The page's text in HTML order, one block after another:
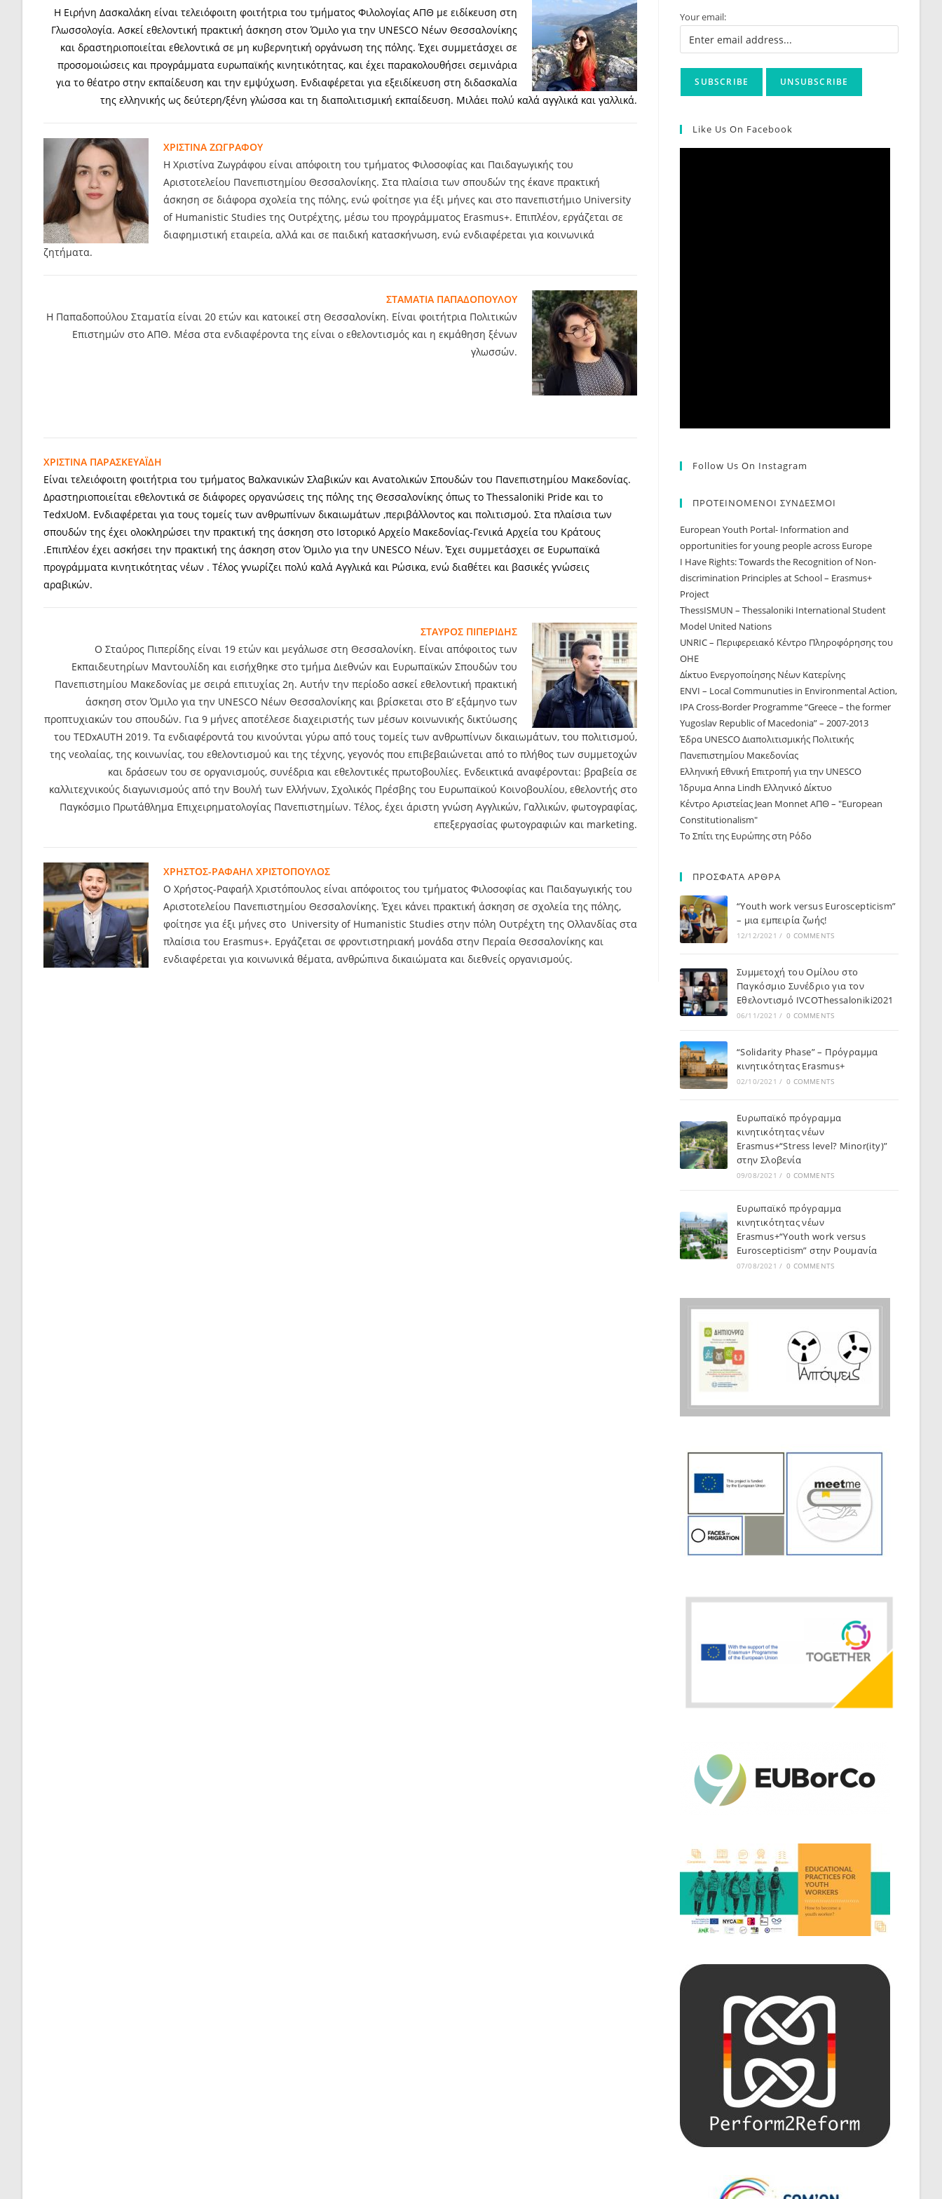
Η Ειρήνη Δασκαλάκη είναι τελειόφοιτη φοιτήτρια του τμήματος Φιλολογίας ΑΠΘ με ειδίκευση στη
Γλωσσολογία. Ασκεί εθελοντική πρακτική άσκηση στον Όμιλο για την UNESCO Νέων Θεσσαλονίκης
και δραστηριοποιείται εθελοντικά σε μη κυβερνητική οργάνωση της πόλης. Έχει συμμετάσχει σε
προσομοιώσεις και προγράμματα ευρωπαϊκής κινητικότητας, και έχει παρακολουθήσει σεμινάρια
για το θέατρο στην εκπαίδευση και την εμψύχωση. Ενδιαφέρεται για εξειδίκευση στη διδασκαλία
της ελληνικής ως δεύτερη/ξένη γλώσσα και τη διαπολιτισμική εκπαίδευση. Μιλάει πολύ καλά αγγλικά και γαλλικά.
ΧΡΙΣΤΙΝΑ ΖΩΓΡΑΦΟΥ
Η Χριστίνα Ζωγράφου είναι απόφοιτη του τμήματος Φιλοσοφίας και Παιδαγωγικής του
Αριστοτελείου Πανεπιστημίου Θεσσαλονίκης. Στα πλαίσια των σπουδών της έκανε πρακτική
άσκηση σε διάφορα σχολεία της πόλης, ενώ φοίτησε για έξι μήνες και στο πανεπιστήμιο University
of Humanistic Studies της Ουτρέχτης, μέσω του προγράμματος Erasmus+. Επιπλέον, εργάζεται σε
διαφημιστική εταιρεία, αλλά και σε παιδική κατασκήνωση, ενώ ενδιαφέρεται για κοινωνικά
ζητήματα.
ΣΤΑΜΑΤΙΑ ΠΑΠΑΔΟΠΟΥΛΟΥ
Η Παπαδοπούλου Σταματία είναι 20 ετών και κατοικεί στη Θεσσαλονίκη. Είναι φοιτήτρια Πολιτικών
Επιστημών στο ΑΠΘ. Μέσα στα ενδιαφέροντα της είναι ο εθελοντισμός και η εκμάθηση ξένων
γλωσσών.
ΧΡΙΣΤΙΝΑ ΠΑΡΑΣΚΕΥΑΪΔΗ
Είναι τελειόφοιτη φοιτήτρια του τμήματος Βαλκανικών Σλαβικών και Ανατολικών Σπουδών του Πανεπιστημίου Μακεδονίας.
Δραστηριοποιείται εθελοντικά σε διάφορες οργανώσεις της πόλης της Θεσσαλονίκης όπως το Thessaloniki Pride και το
TedxUoM. Ενδιαφέρεται για τους τομείς των ανθρωπίνων δικαιωμάτων ,περιβάλλοντος και πολιτισμού. Στα πλαίσια των
σπουδών της έχει ολοκληρώσει την πρακτική της άσκηση στο Ιστορικό Αρχείο Μακεδονίας-Γενικά Αρχεία του Κράτους
.Επιπλέον έχει ασκήσει την πρακτική της άσκηση στον Όμιλο για την UNESCO Νέων. Έχει συμμετάσχει σε Ευρωπαϊκά
προγράμματα κινητικότητας νέων . Τέλος γνωρίζει πολύ καλά Αγγλικά και Ρώσικα, ενώ διαθέτει και βασικές γνώσεις
αραβικών.
ΣΤΑΥΡΟΣ ΠΙΠΕΡΙΔΗΣ
Ο Σταύρος Πιπερίδης είναι 19 ετών και μεγάλωσε στη Θεσσαλονίκη. Είναι απόφοιτος των
Εκπαιδευτηρίων Μαντουλίδη και εισήχθηκε στο τμήμα Διεθνών και Ευρωπαϊκών Σπουδών του
Πανεπιστημίου Μακεδονίας με σειρά επιτυχίας 2η. Αυτήν την περίοδο ασκεί εθελοντική πρακτική
άσκηση στον Όμιλο για την UNESCO Νέων Θεσσαλονίκης και βρίσκεται στο Β’ εξάμηνο των
προπτυχιακών του σπουδών. Για 9 μήνες αποτέλεσε διαχειριστής των μέσων κοινωνικής δικτύωσης
του TEDxAUTH 2019. Τα ενδιαφέροντά του κινούνται γύρω από τους τομείς των ανθρωπίνων δικαιωμάτων, του πολιτισμού,
της νεολαίας, της κοινωνίας, του εθελοντισμού και της τέχνης, γεγονός που επιβεβαιώνεται από το πλήθος των συμμετοχών
και δράσεων του σε οργανισμούς, συνέδρια και εθελοντικές πρωτοβουλίες. Ενδεικτικά αναφέρονται: βραβεία σε
καλλιτεχνικούς διαγωνισμούς από την Βουλή των Ελλήνων, Σχολικός Πρέσβης του Ευρωπαϊκού Κοινοβουλίου, εθελοντής στο
Παγκόσμιο Πρωτάθλημα Επιχειρηματολογίας Πανεπιστημίων. Τέλος, έχει άριστη γνώση Αγγλικών, Γαλλικών, φωτογραφίας,
επεξεργασίας φωτογραφιών και marketing.
ΧΡΗΣΤΟΣ-ΡΑΦΑΗΛ ΧΡΙΣΤΟΠΟΥΛΟΣ
Ο Χρήστος-Ραφαήλ Χριστόπουλος είναι απόφοιτος του τμήματος Φιλοσοφίας και Παιδαγωγικής του
Αριστοτελείου Πανεπιστημίου Θεσσαλονίκης. Έχει κάνει πρακτική άσκηση σε σχολεία της πόλης,
φοίτησε για έξι μήνες στο University of Humanistic Studies στην πόλη Ουτρέχτη της Ολλανδίας στα
πλαίσια του Erasmus+. Εργάζεται σε φροντιστηριακή μονάδα στην Περαία Θεσσαλονίκης και
ενδιαφέρεται για κοινωνικά θέματα, ανθρώπινα δικαιώματα και διεθνείς οργανισμούς.
Your email:
Like Us On Facebook
Follow Us On Instagram
ΠΡΟΤΕΙΝΟΜΕΝΟΙ ΣΥΝΔΕΣΜΟΙ
European Youth Portal- Information and
opportunities for young people across Europe
I Have Rights: Towards the Recognition of Non-
discrimination Principles at School – Erasmus+
Project
ThessISMUN – Thessaloniki International Student
Model United Nations
UNRIC – Περιφερειακό Κέντρο Πληροφόρησης του
ΟΗΕ
Δίκτυο Ενεργοποίησης Νέων Κατερίνης
ΕNVI – Local Communuties in Environmental Action,
IPA Cross-Border Programme “Greece – the former
Yugoslav Republic of Macedonia” – 2007-2013
Έδρα UNESCO Διαπολιτισμικής Πολιτικής
Πανεπιστημίου Μακεδονίας
Ελληνική Εθνική Επιτροπή για την UNESCO
Ίδρυμα Anna Lindh Ελληνικό Δίκτυο
Κέντρο Αριστείας Jean Monnet ΑΠΘ – "European
Constitutionalism"
Το Σπίτι της Ευρώπης στη Ρόδο
ΠΡΟΣΦΑΤΑ ΑΡΘΡΑ
“Youth work versus Euroscepticism”
– μια εμπειρία ζωής!
12/12/2021 / 0 COMMENTS
Συμμετοχή του Ομίλου στο
Παγκόσμιο Συνέδριο για τον
Εθελοντισμό IVCOThessaloniki2021
06/11/2021 / 0 COMMENTS
“Solidarity Phase” – Πρόγραμμα
κινητικότητας Erasmus+
02/10/2021 / 0 COMMENTS
Ευρωπαϊκό πρόγραμμα
κινητικότητας νέων
Erasmus+“Stress level? Minor(ity)”
στην Σλοβενία
09/08/2021 / 0 COMMENTS
Ευρωπαϊκό πρόγραμμα
κινητικότητας νέων
Erasmus+“Youth work versus
Euroscepticism” στην Ρουμανία
07/08/2021 / 0 COMMENTS